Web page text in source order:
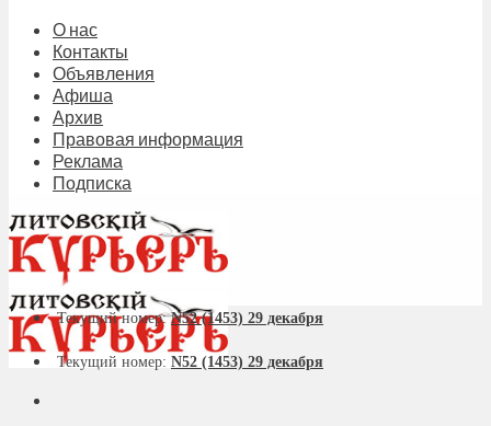
О нас
Контакты
Объявления
Афиша
Архив
Правовая информация
Реклама
Подписка
Текущий номер:N52 (1453) 29 декабря
Текущий номер: N52 (1453) 29 декабря